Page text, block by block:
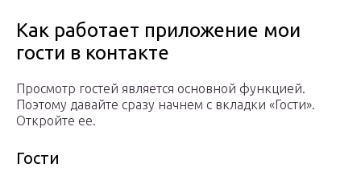
Как работает приложение мои
гости в контакте
Просмотр гостей является основной функцией.
Поэтому давайте сразу начнем с вкладки «Гости».
Откройте ее.
Гости